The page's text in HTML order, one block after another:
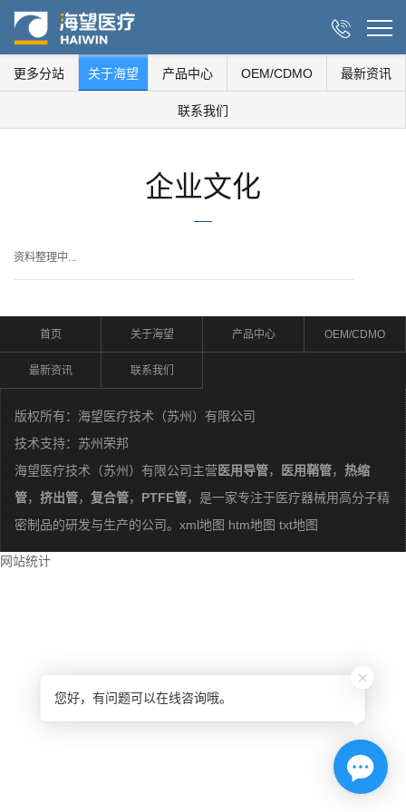

更多分站 关于海望 产品中心 OEM/CDMO 最新资讯
联系我们
企业文化
资料整理中...
首页 关于海望 产品中心 OEM/CDMO
最新资讯 联系我们
版权所有：海望医疗技术（苏州）有限公司
技术支持： 苏州荣邦
海望医疗技术（苏州）有限公司主营 医用导管， 医用鞘管， 热缩
管， 挤出管， 复合管， PTFE管，是一家专注于医疗器械用高分子精
密制品的研发与生产的公司。 xml地图 htm地图 txt地图
网站统计
您好，有问题可以在线咨询哦。